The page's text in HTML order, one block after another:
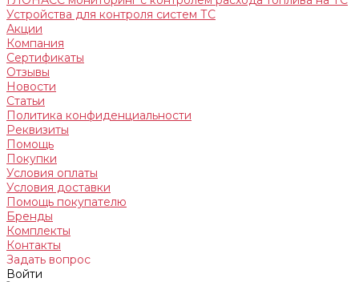
Устройства для контроля систем ТС
Акции
Компания
Сертификаты
Отзывы
Новости
Статьи
Политика конфиденциальности
Реквизиты
Помощь
Покупки
Условия оплаты
Условия доставки
Помощь покупателю
Бренды
Комплекты
Контакты
Задать вопрос
Войти